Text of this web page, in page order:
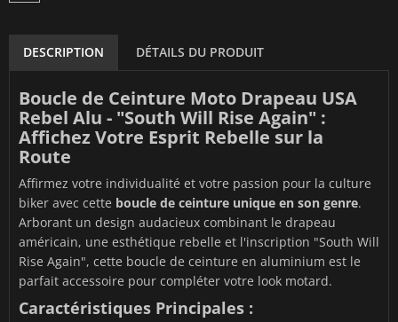
DESCRIPTION DÉTAILS DU PRODUIT
Boucle de Ceinture Moto Drapeau USA
Rebel Alu - "South Will Rise Again" :
Affichez Votre Esprit Rebelle sur la
Route
Affirmez votre individualité et votre passion pour la culture
biker avec cette boucle de ceinture unique en son genre.
Arborant un design audacieux combinant le drapeau
américain, une esthétique rebelle et l'inscription "South Will
Rise Again", cette boucle de ceinture en aluminium est le
parfait accessoire pour compléter votre look motard.
Caractéristiques Principales :